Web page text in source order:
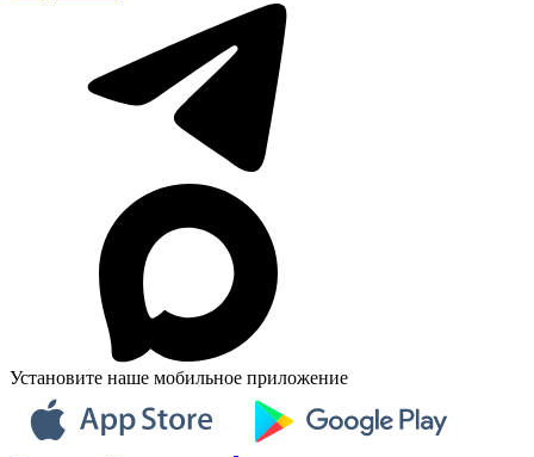
Установите наше мобильное приложение